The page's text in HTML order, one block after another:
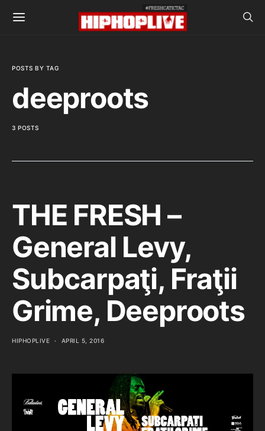
POSTS BY TAG
deeproots
3 POSTS
THE FRESH –
General Levy,
Subcarpaţi, Fraţii
Grime, Deeproots
HIPHOPLIVE APRIL 5, 2016